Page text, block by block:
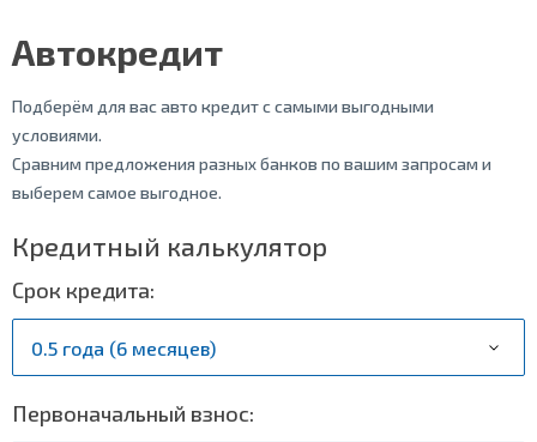
Автокредит
Подберём для вас авто кредит с самыми выгодными
условиями.
Сравним предложения разных банков по вашим запросам и
выберем самое выгодное.
Кредитный калькулятор
Срок кредита:
Первоначальный взнос: